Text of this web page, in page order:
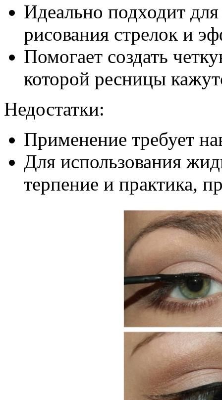
Идеально подходит
рисования стрелок и
Помогает создать
которой ресницы
Недостатки:
Применение требует
Для использования
терпение и практика,